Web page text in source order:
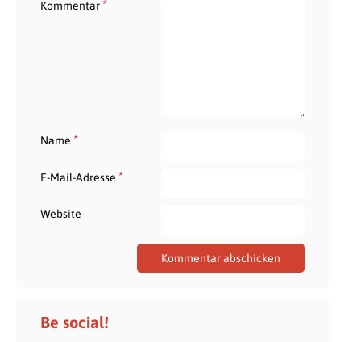
Kommentar*
Name *
E-Mail-Adresse *
Website
Be social!